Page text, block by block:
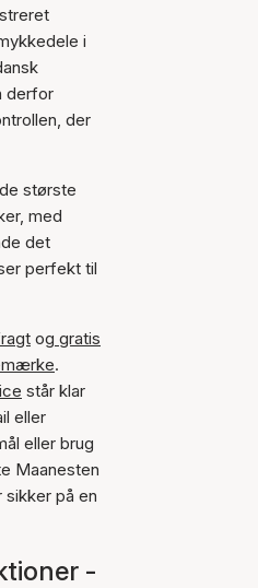
i
derfor
der
største
med
det
perfekt til
og gratis
.
står klar
eller
eller brug
Maanesten
på en
-